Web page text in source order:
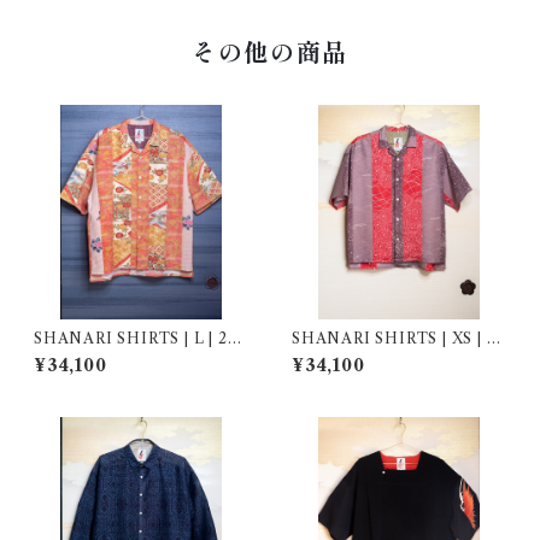
その他の商品
SHANARI SHIRTS | L | 263
077
¥34,100
SHANARI SHIRTS | XS | 2
63051
¥34,100